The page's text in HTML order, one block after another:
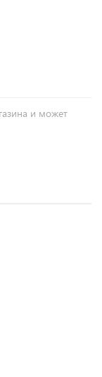
и может